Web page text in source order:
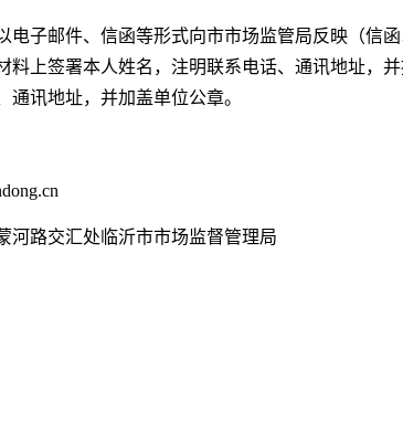
电子邮件、信函等形式向市市场监管局反映（信
料上签署本人姓名，注明联系电话、通讯地址，
讯地址，并加盖单位公章。
河路交汇处临沂市市场监督管理局
市场监
年6月